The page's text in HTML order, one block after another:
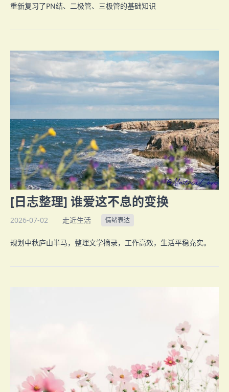
重新复习了PN结、二极管、三极管的基础知识
[日志整理] 谁爱这不息的变换
2026-07-02 走近生活 情绪表达
规划中秋庐山半马，整理文学摘录，工作高效，生活平稳充实。